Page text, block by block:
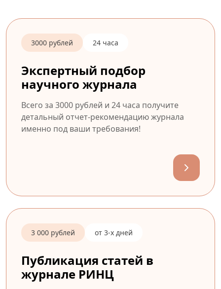
3000 рублей 24 часа
Экспертный подбор
научного журнала
Всего за 3000 рублей и 24 часа получите
детальный отчет-рекомендацию журнала
именно под ваши требования!
3 000 рублей от 3-х дней
Публикация статей в
журнале РИНЦ